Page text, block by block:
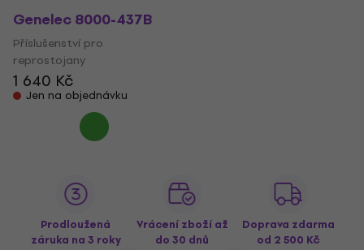
Genelec 8000-437B
Příslušenství pro
reprostojany
1 640 Kč
Jen na objednávku
Prodloužená
záruka na 3 roky
Vrácení zboží až
do 30 dnů
Doprava zdarma
od 2 500 Kč